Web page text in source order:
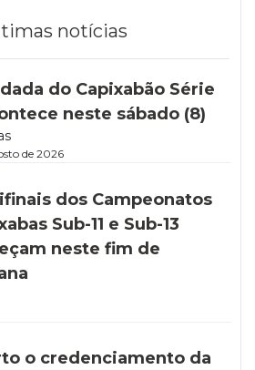
notícias
do Capixabão Série
neste sábado (8)
de 2026
dos Campeonatos
Sub-11 e Sub-13
neste fim de
o credenciamento da